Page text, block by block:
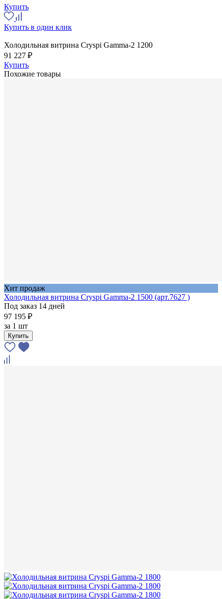
Купить
Купить в один клик
Холодильная витрина Cryspi Gamma-2 1200
91 227 ₽
Купить
Похожие товары
Хит продаж
Холодильная витрина Cryspi Gamma-2 1500 (арт.7627 )
Под заказ 14 дней
97 195 ₽
за 1 шт
Купить